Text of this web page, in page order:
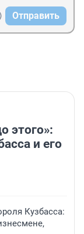
Отправить
этого»:
и его
Кузбасса: